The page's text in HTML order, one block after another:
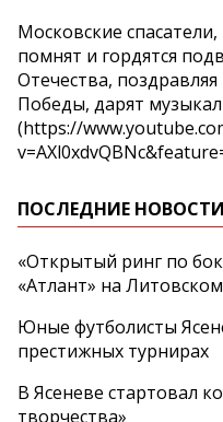
Московские
помнят и гордятся
Отечества,
Победы, дарят
(https://
ПОСЛЕДНИЕ НОВОСТИ
«Открытый ринг по
«Атлант» на
Юные футболисты
престижных турнирах
В Ясеневе стартовал
творчества»